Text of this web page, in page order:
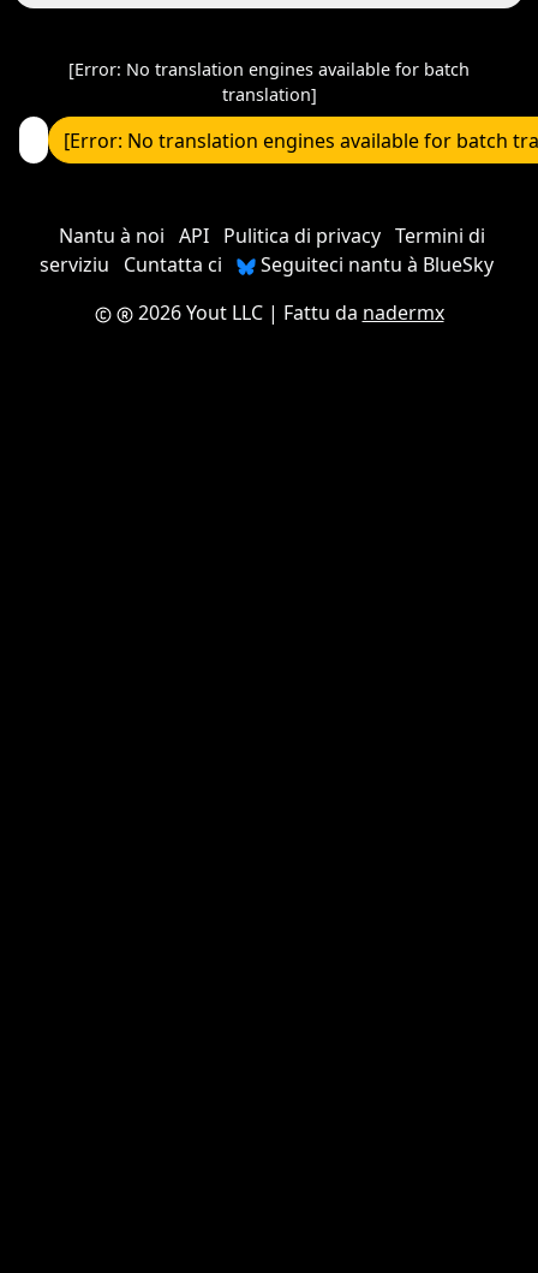
[Error: No translation engines available for batch
translation]
[Error: No translation engines available for batch
Nantu à noi API Pulitica di privacy Termini di
serviziu
Cuntatta ci
Seguiteci nantu à BlueSky
2026 Yout LLC| Fattu da nadermx